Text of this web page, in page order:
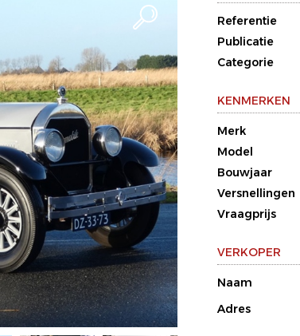
Referentie
Publicatie
Categorie
KENMERKEN
Merk
Model
Bouwjaar
Versnellingen
Vraagprijs
VERKOPER
Naam
Adres